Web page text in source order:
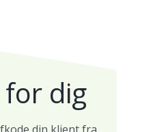
dig
din klient fra